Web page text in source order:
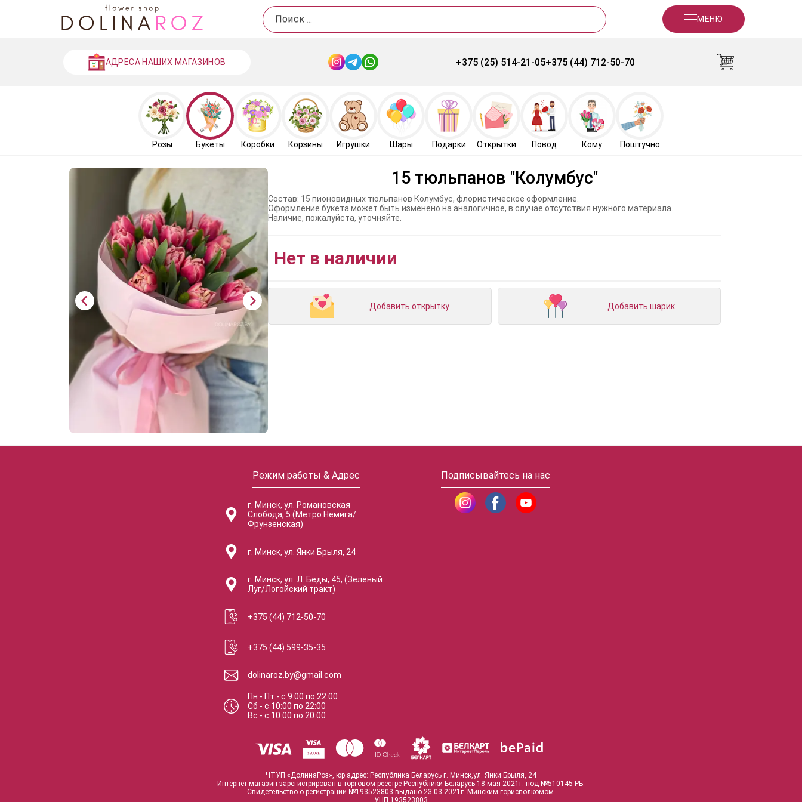
Поиск МЕНЮ
АДРЕСА НАШИХ МАГАЗИНОВ +375 (25) 514-21-05+375 (44) 712-50-70
Розы Букеты Коробки Корзины Игрушки Шары Подарки Открытки Повод Кому Поштучно
15 тюльпанов "Колумбус"
Состав: 15 пионовидных тюльпанов Колумбус, флористическое оформление.
Оформление букета может быть изменено на аналогичное, в случае отсутствия нужного материала.
Наличие, пожалуйста, уточняйте.
Нет в наличии
Добавить открытку Добавить шарик
Режим работы & Адрес
г. Минск, ул. Романовская
Слобода, 5 (Метро Немига/
Фрунзенская)
г. Минск, ул. Янки Брыля, 24
г. Минск, ул. Л. Беды, 45, (Зеленый
Луг/Логойский тракт)
+375 (44) 712-50-70
+375 (44) 599-35-35
dolinaroz.by@gmail.com
Пн - Пт -с 9:00по 22:00
Сб -с 10:00по 22:00
Вс -с 10:00по 20:00
Подписывайтесь на нас
ЧТУП «ДолинаРоз», юр.адрес: Республика Беларусь г. Минск,ул. Янки Брыля, 24
Интернет-магазин зарегистрирован в торговом реестре Республики Беларусь 18 мая 2021г. под №510145 РБ.
Свидетельство о регистрации №193523803 выдано 23.03.2021г. Минским горисполкомом.
УНП 193523803